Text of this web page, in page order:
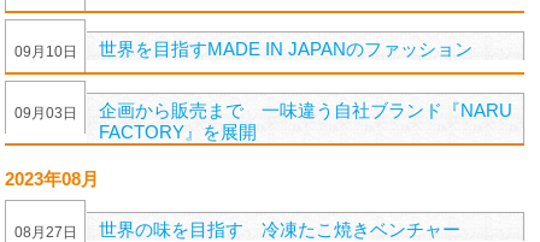
09 月 10日 世界を目指すMADE IN JAPANのファッション
09 月 03 日
企画から販売まで 一味違う自社ブランド『NARU
FACTORY』を展開
2023年08月
08 月 27 日 世界の味を目指す 冷凍たこ焼きベンチャー